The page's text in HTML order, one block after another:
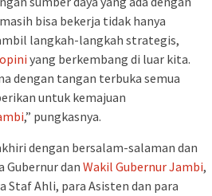
bisa bekerja tidak hanya
langkah-langkah strategis,
opini yang berkembang di luar kita.
dengan tangan terbuka semua
untuk kemajuan
,” pungkasnya.
dengan bersalam-salaman dan
Gubernur dan Wakil Gubernur Jambi,
Staf Ahli, para Asisten dan para